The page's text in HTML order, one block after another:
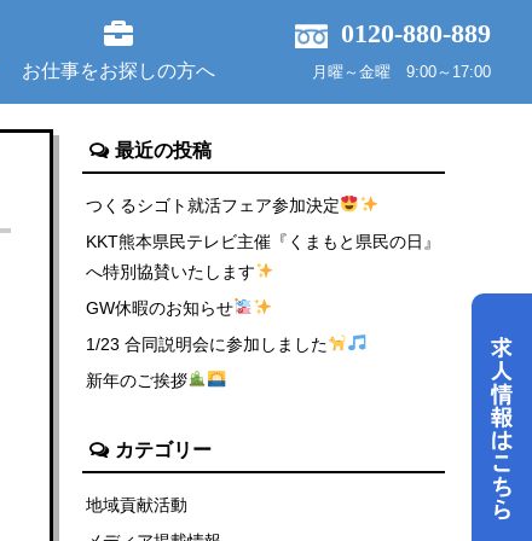
お仕事をお探しの方へ
0120-880-889
月曜～金曜 9:00～17:00
最近の投稿
つくるシゴト就活フェア参加決定
KKT熊本県民テレビ主催『くまもと県民の日』
へ特別協賛いたします
GW休暇のお知らせ
1/23 合同説明会に参加しました
新年のご挨拶
カテゴリー
地域貢献活動